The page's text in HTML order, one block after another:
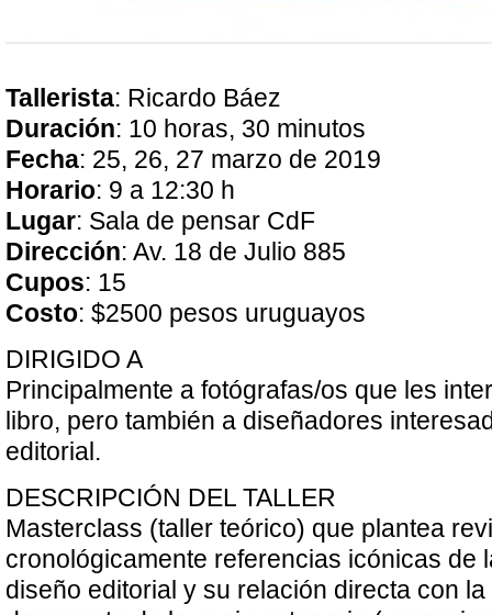
Tallerista: Ricardo Báez
Duración: 10 horas, 30 minutos
Fecha: 25, 26, 27 marzo de 2019
Horario: 9 a 12:30 h
Lugar: Sala de pensar CdF
Dirección: Av. 18 de Julio 885
Cupos: 15
Costo: $2500 pesos uruguayos
DIRIGIDO A
Principalmente a fotógrafas/os que les
libro, pero también a diseñadores
editorial.
DESCRIPCIÓN DEL TALLER
Masterclass (taller teórico) que plantea
cronológicamente referencias icónicas de
diseño editorial y su relación directa con